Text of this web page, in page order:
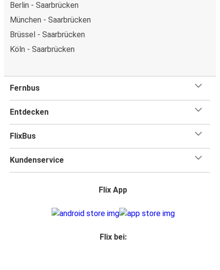
Berlin - Saarbrücken
München - Saarbrücken
Brüssel - Saarbrücken
Köln - Saarbrücken
Fernbus
Entdecken
FlixBus
Kundenservice
Flix App
Flix bei: